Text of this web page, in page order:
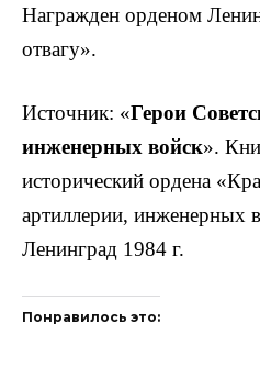
Награжден орденом
отвагу».
Источник: «Герои
инженер­ных войск».
исторический ордена
артиллерии, инженерных
Ленинград 1984 г.
Понравилось это: